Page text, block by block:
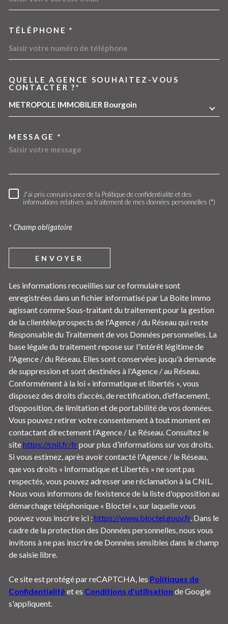
TÉLÉPHONE *
QUELLE AGENCE SOUHAITEZ-VOUS
CONTACTER ?*
METROPOLE IMMOBILIER Bourgoin
MESSAGE *
RÈGLEMENTATION
J'ai pris connaissance de la Politique de confidentialité et des
informations relatives au traitement de mes données personnelles (*)
* Champ obligatoire
ENVOYER
Les informations recueillies sur ce formulaire sont
enregistrées dans un fichier informatisé par La Boite Immo
agissant comme Sous-traitant du traitement pour la gestion
de la clientèle/prospects de l'Agence / du Réseau qui reste
Responsable du Traitement de vos Données personnelles. La
base légale du traitement repose sur l'intérêt légitime de
l'Agence / du Réseau. Elles sont conservées jusqu'à demande
de suppression et sont destinées à l'Agence / au Réseau.
Conformément à la loi « informatique et libertés », vous
disposez des droits d’accès, de rectification, d’effacement,
d’opposition, de limitation et de portabilité de vos données.
Vous pouvez retirer votre consentement à tout moment en
contactant directement l’Agence / Le Réseau. Consultez le
sitehttps://cnil.fr/frpour plus d’informations sur vos droits.
Si vous estimez, après avoir contacté l'Agence / le Réseau,
que vos droits « Informatique et Libertés » ne sont pas
respectés, vous pouvez adresser une réclamation à la CNIL.
Nous vous informons de l’existence de la liste d'opposition au
démarchage téléphonique « Bloctel », sur laquelle vous
pouvez vous inscrire ici : https://www.bloctel.gouv.fr. Dans le
cadre de la protection des Données personnelles, nous vous
invitons à ne pas inscrire de Données sensibles dans le champ
de saisie libre.
Ce site est protégé par reCAPTCHA, les Politiques de
Confidentialitéet es Conditions d'utilisation de Google
s'appliquent.